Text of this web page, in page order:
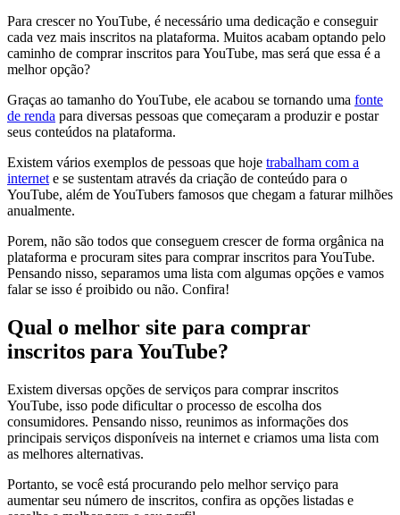
Para crescer no YouTube, é necessário uma dedicação e conseguir
cada vez mais inscritos na plataforma. Muitos acabam optando pelo
caminho de comprar inscritos para YouTube, mas será que essa é a
melhor opção?
Graças ao tamanho do YouTube, ele acabou se tornando uma fonte
de renda para diversas pessoas que começaram a produzir e postar
seus conteúdos na plataforma.
Existem vários exemplos de pessoas que hoje trabalham com a
internete se sustentam através da criação de conteúdo para o
YouTube, além de YouTubers famosos que chegam a faturar milhões
anualmente.
Porem, não são todos que conseguem crescer de forma orgânica na
plataforma e procuram sites para comprar inscritos para YouTube.
Pensando nisso, separamos uma lista com algumas opções e vamos
falar se isso é proibido ou não. Confira!
Qual o melhor site para comprar
inscritos para YouTube?
Existem diversas opções de serviços para comprar inscritos
YouTube, isso pode dificultar o processo de escolha dos
consumidores. Pensando nisso, reunimos as informações dos
principais serviços disponíveis na internet e criamos uma lista com
as melhores alternativas.
Portanto, se você está procurando pelo melhor serviço para
aumentar seu número de inscritos, confira as opções listadas e